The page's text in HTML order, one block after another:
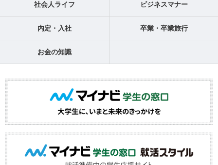
社会人ライフ ビジネスマナー
内定・入社 卒業・卒業旅行
お金の知識